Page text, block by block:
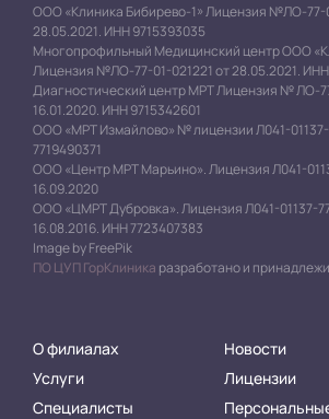
ООО «Клиника Бибирево-1» Лицензия №ЛО-77-
28.05.2021. ИНН 9715393035
Многопрофильный Медицинский центр ООО
Лицензия №ЛО-77-01-021221 от 28.05.2021.
Диагностический центр МРТ Лицензия № ЛО-
16.01.2020. ИНН 9715342601
ООО «МРТ Измайлово» № лицензии Л041-
7719490371
ООО «Центр МРТ Марьино». Лицензия Л041-
16.09.2020
ООО «ЦМРТ Дубровка». Лицензия Л041-01137-
16.08.2016. ИНН 7723407383
Image by FreePik
ПО ЦУП ГорКлиника разработано и
О филиалах
Услуги
Специалисты
Новости
Лицензии